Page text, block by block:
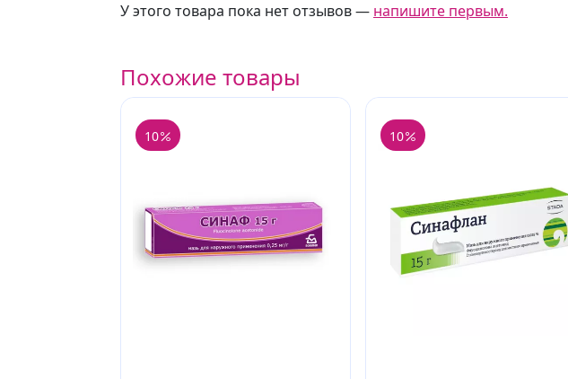
У этого товара пока нет отзывов — напишите первым.
Похожие товары
10 10